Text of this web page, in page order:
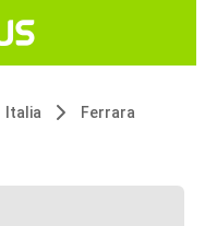
Italia Ferrara